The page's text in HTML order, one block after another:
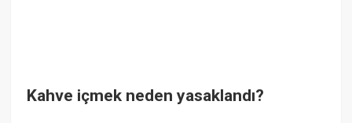
Kahve içmek neden yasaklandı?